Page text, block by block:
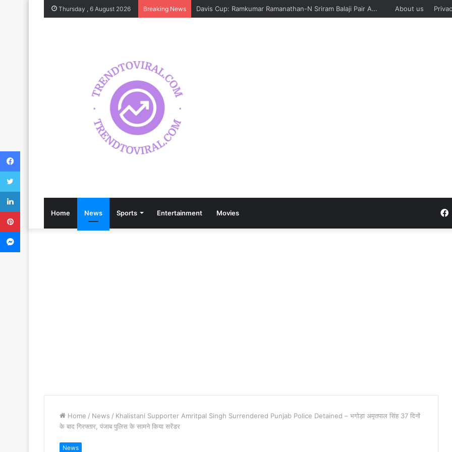
Thursday , 6 August 2026 Breaking News About us
Home News Sports Entertainment Movies
Home / News / Khalistani Supporter Amritpal Singh Surrendered Punjab Police Detained – भगोड़ा अमृतपाल सिंह 37 दिनों
के बाद गिरफ्तार, पंजाब पुलिस के सामने किया सरेंडर
News